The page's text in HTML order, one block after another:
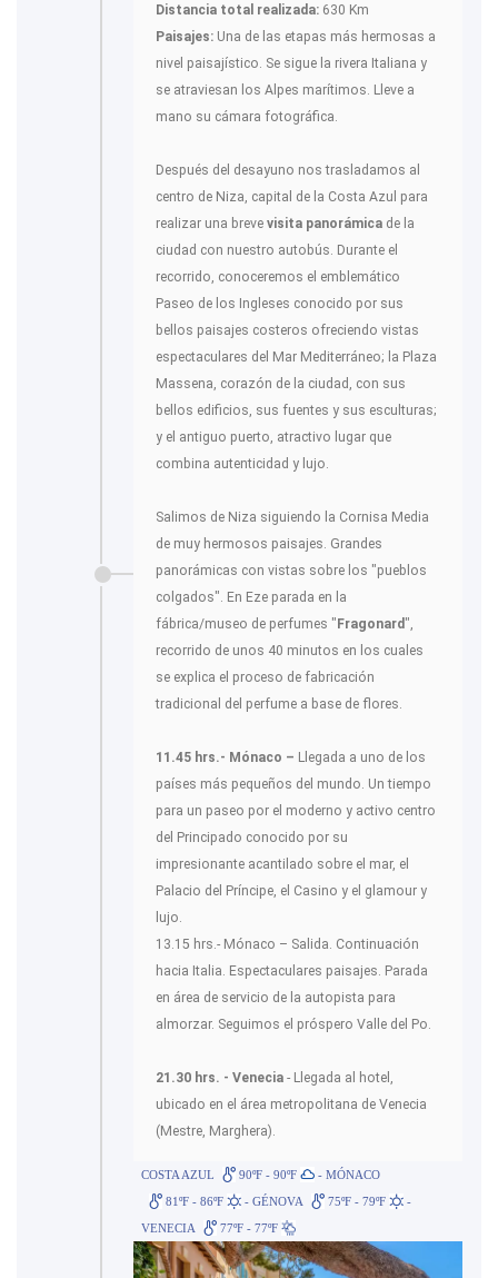
Distancia total realizada: 630 Km
Paisajes: Una de las etapas más hermosas a
nivel paisajístico. Se sigue la rivera Italiana y
se atraviesan los Alpes marítimos. Lleve a
mano su cámara fotográfica.
Después del desayuno nos trasladamos al
centro de Niza, capital de la Costa Azul para
realizar una breve visita panorámica de la
ciudad con nuestro autobús. Durante el
recorrido, conoceremos el emblemático
Paseo de los Ingleses conocido por sus
bellos paisajes costeros ofreciendo vistas
espectaculares del Mar Mediterráneo; la Plaza
Massena, corazón de la ciudad, con sus
bellos edificios, sus fuentes y sus esculturas;
y el antiguo puerto, atractivo lugar que
combina autenticidad y lujo.
Salimos de Niza siguiendo la Cornisa Media
de muy hermosos paisajes. Grandes
panorámicas con vistas sobre los "pueblos
colgados". En Eze parada en la
fábrica/museo de perfumes " Fragonard ",
recorrido de unos 40 minutos en los cuales
se explica el proceso de fabricación
tradicional del perfume a base de flores.
11.45 hrs.- Mónaco – Llegada a uno de los
países más pequeños del mundo. Un tiempo
para un paseo por el moderno y activo centro
del Principado conocido por su
impresionante acantilado sobre el mar, el
Palacio del Príncipe, el Casino y el glamour y
lujo.
13.15 hrs.- Mónaco – Salida. Continuación
hacia Italia. Espectaculares paisajes. Parada
en área de servicio de la autopista para
almorzar. Seguimos el próspero Valle del Po.
21.30 hrs. - Venecia - Llegada al hotel,
ubicado en el área metropolitana de Venecia
(Mestre, Marghera).
COSTA AZUL 90ºF - 90ºF
- MÓNACO
81ºF - 86ºF
- GÉNOVA 75ºF - 79ºF
-
VENECIA
77ºF - 77ºF